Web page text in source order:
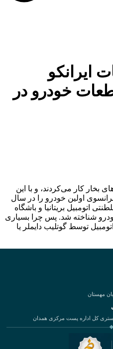
ایرانکو
خودرو در
بخار کار می‌کردند، و با این
اولین خودرو را در سال
اتومبیل بریتانیا و باشگاه
شناخته شد. پس چرا بسیاری
توسط گوتلیب دایملر یا
مهستان
کل اداره پست مرکزی همدان